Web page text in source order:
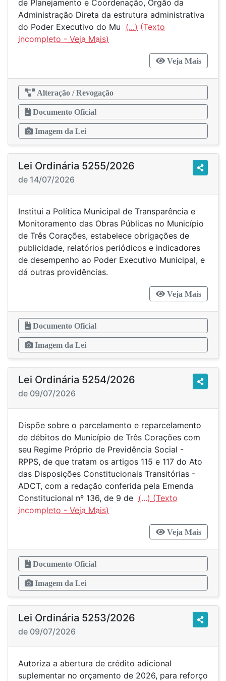
de Planejamento e Coordenação, Órgão da
Administração Direta da estrutura administrativa
do Poder Executivo do Mu (...)
Veja Mais
Alteração / Revogação
Documento Oficial
Imagem da Lei
Lei Ordinária 5255/2026
de 14/07/2026
Institui a Política Municipal de Transparência e
Monitoramento das Obras Públicas no Município
de Três Corações, estabelece obrigações de
publicidade, relatórios periódicos e indicadores
de desempenho ao Poder Executivo Municipal, e
dá outras providências.
Veja Mais
Documento Oficial
Imagem da Lei
Lei Ordinária 5254/2026
de 09/07/2026
Dispõe sobre o parcelamento e reparcelamento
de débitos do Município de Três Corações com
seu Regime Próprio de Previdência Social -
RPPS, de que tratam os artigos 115 e 117 do Ato
das Disposições Constitucionais Transitórias -
ADCT, com a redação conferida pela Emenda
Constitucional nº 136, de 9 de (...)
Veja Mais
Documento Oficial
Imagem da Lei
Lei Ordinária 5253/2026
de 09/07/2026
Autoriza a abertura de crédito adicional
suplementar no orçamento de 2026, para reforço